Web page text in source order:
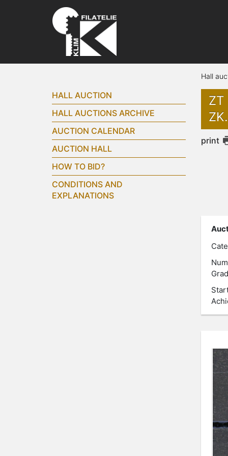
HALL AUCTION
HALL AUCTIONS ARCHIVE
AUCTION CALENDAR
AUCTION HALL
HOW TO BID?
CONDITIONS AND
EXPLANATIONS
Hall
ZT
print